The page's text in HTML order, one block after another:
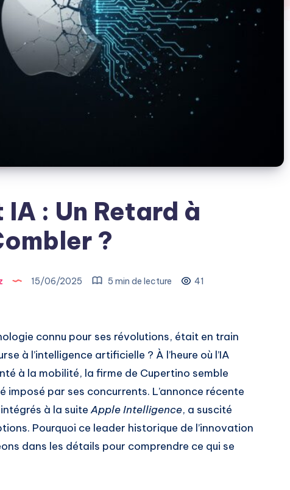
: Un Retard à
?
15/06/2025 5 min de lecture 41
connu pour ses révolutions, était en train
à l’intelligence artificielle ? À l’heure où l’IA
à la mobilité, la firme de Cupertino semble
imposé par ses concurrents. L’annonce récente
intégrés à la suiteApple Intelligence, a suscité
Pourquoi ce leader historique de l’innovation
dans les détails pour comprendre ce qui se